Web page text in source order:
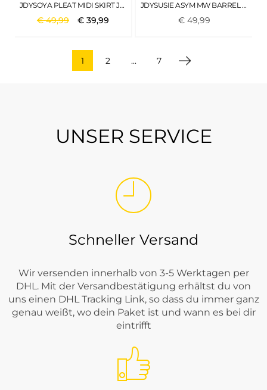
JDYSOYA PLEAT MIDI SKIRT JRS BLACK
€49,99 € 39,99
JDYSUSIE ASYM MW BARREL LB DNM LIGHT BLUE DENIM
€ 49,99
1 2 ... 7
UNSER SERVICE
Schneller Versand
Wir versenden innerhalb von 3-5 Werktagen per
DHL. Mit der Versandbestätigung erhältst du von
uns einen DHL Tracking Link, so dass du immer ganz
genau weißt, wo dein Paket ist und wann es bei dir
eintrifft